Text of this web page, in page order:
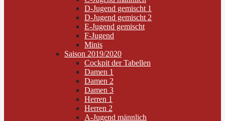
D-Jugend gemischt 1
D-Jugend gemischt 2
E-Jugend gemischt
F-Jugend
Minis
Saison 2019/2020
Cockpit der Tabellen
Damen 1
Damen 2
Damen 3
Herren 1
Herren 2
A-Jugend männlich